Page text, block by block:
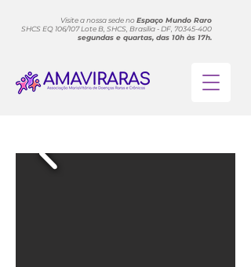
Visite a nossa sede noEspaço Mundo Raro
SHCS EQ 106/107 Lote B, SHCS, Brasília - DF, 70345-400
segundas e quartas, das 10h às 17h.